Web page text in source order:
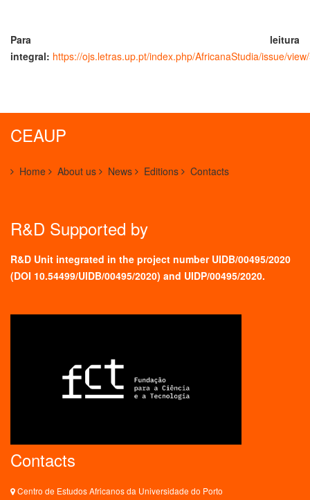
Para leitura
integral: https://ojs.letras.up.pt/index.php/AfricanaStudia/issue/
CEAUP
Home About us News Editions Contacts
R&D Supported by
R&D Unit integrated in the project number UIDB/00495/2020
(DOI 10.54499/UIDB/00495/2020) and UIDP/00495/2020.
Contacts
Centro de Estudos Africanos da Universidade do Porto